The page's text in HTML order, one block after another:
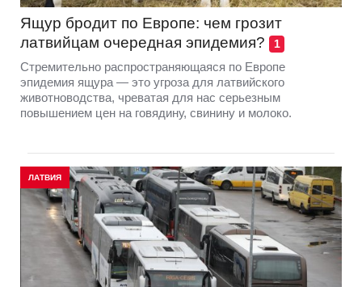
Ящур бродит по Европе: чем грозит
латвийцам очередная эпидемия?
1
Стремительно распространяющаяся по Европе
эпидемия ящура — это угроза для латвийского
животноводства, чреватая для нас серьезным
повышением цен на говядину, свинину и молоко.
ЛАТВИЯ